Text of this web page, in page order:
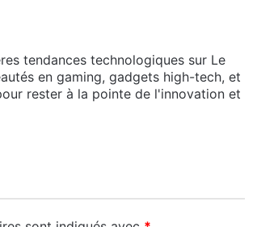
tendances technologiques sur Le
en gaming, gadgets high-tech, et
rester à la pointe de l'innovation et